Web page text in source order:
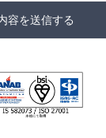
容を送信する